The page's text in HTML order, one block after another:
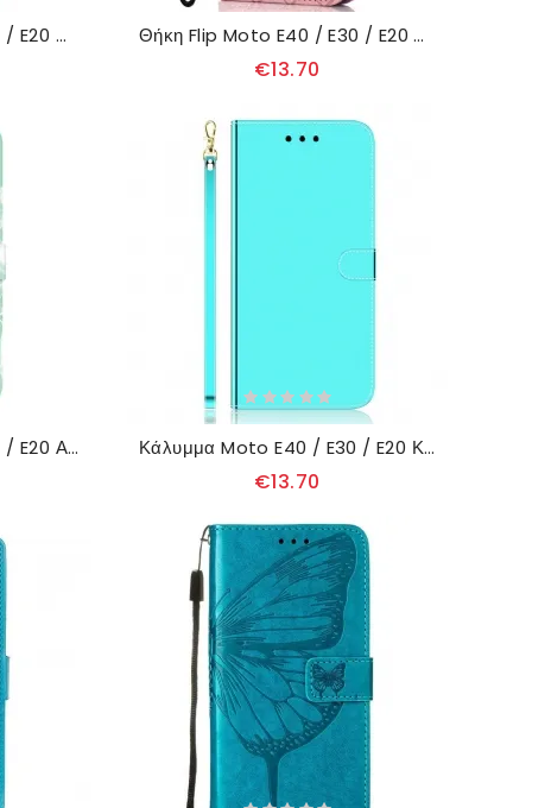
Κάλυμμα Moto E40 / E30 / E20 Πετώντας Μπλε Πεταλούδες Θήκη Flip Moto E40 / E30 / E20 Μοτίβο Ελέγχου Απομίμησης Δέρματος
€13.70
Κάλυμμα Moto E40 / E30 / E20 Αφηρημένο Μοτίβο Κάλυμμα Moto E40 / E30 / E20 Κάλυμμα Καθρέφτη Από Συνθετικό Δέρμα
€13.70